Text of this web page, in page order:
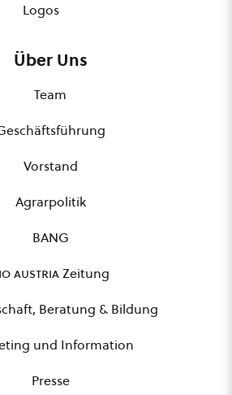
Logos
Über Uns
Team
Vorstand
Agrarpolitik
BANG
austriaZeitung
Beratung & Bildung
und Information
Presse